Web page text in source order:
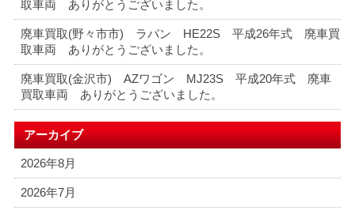
取車両 ありがとうございました。
廃車買取(野々市市) ラパン HE22S 平成26年式 廃車買
取車両 ありがとうございました。
廃車買取(金沢市) AZワゴン MJ23S 平成20年式 廃車
買取車両 ありがとうございました。
アーカイブ
2026年8月
2026年7月